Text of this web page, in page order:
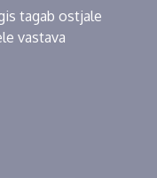
tagab ostjale
vastava